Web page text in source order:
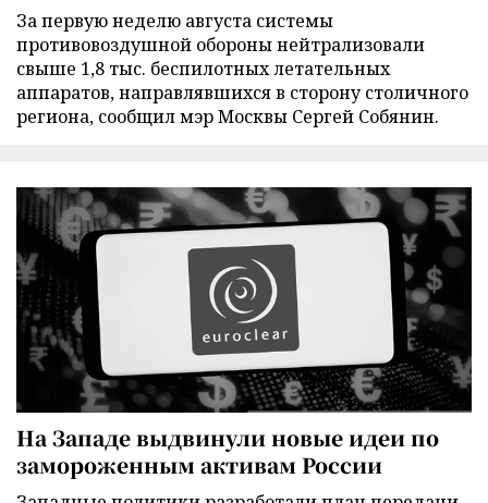
За первую неделю августа системы
противовоздушной обороны нейтрализовали
свыше 1,8 тыс. беспилотных летательных
аппаратов, направлявшихся в сторону столичного
региона, сообщил мэр Москвы Сергей Собянин.
На Западе выдвинули новые идеи по
замороженным активам России